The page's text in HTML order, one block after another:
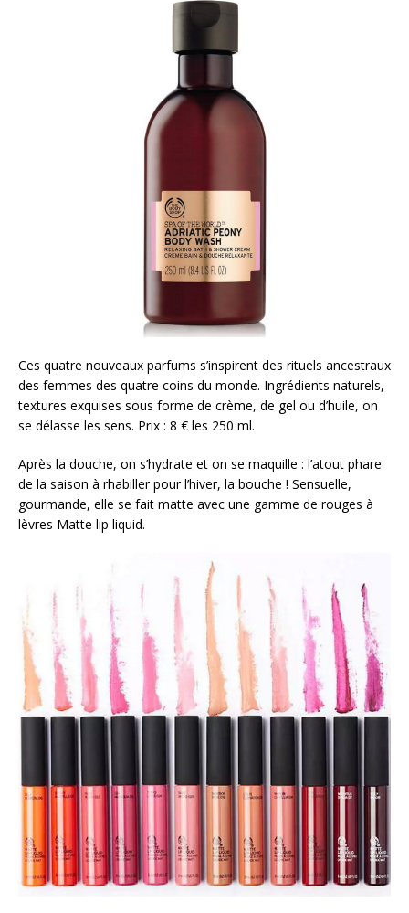
Ces quatre nouveaux parfums s’inspirent des rituels ancestraux
des femmes des quatre coins du monde. Ingrédients naturels,
textures exquises sous forme de crème, de gel ou d’huile, on
se délasse les sens. Prix : 8 € les 250 ml.
Après la douche, on s’hydrate et on se maquille : l’atout phare
de la saison à rhabiller pour l’hiver, la bouche ! Sensuelle,
gourmande, elle se fait matte avec une gamme de rouges à
lèvres Matte lip liquid.